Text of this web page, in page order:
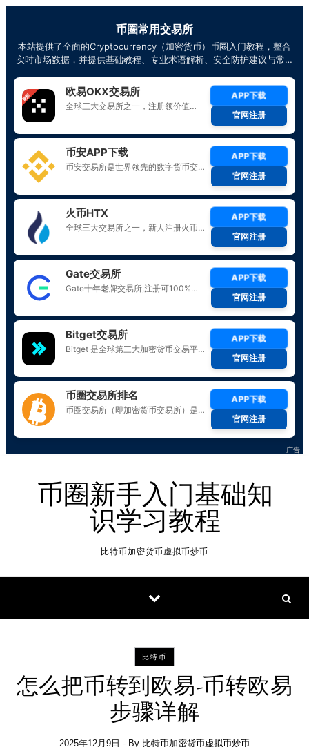
币圈新手入门基础知
识学习教程
比特币加密货币虚拟币炒币
比特币
怎么把币转到欧易-币转欧易
步骤详解
2025年12月9日 - By 比特币加密货币虚拟币炒币